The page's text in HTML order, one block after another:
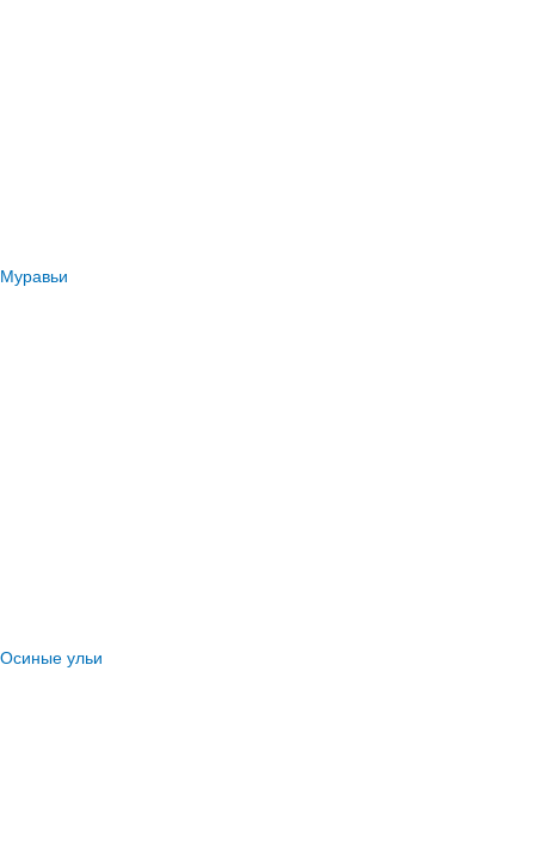
Муравьи
Осиные ульи